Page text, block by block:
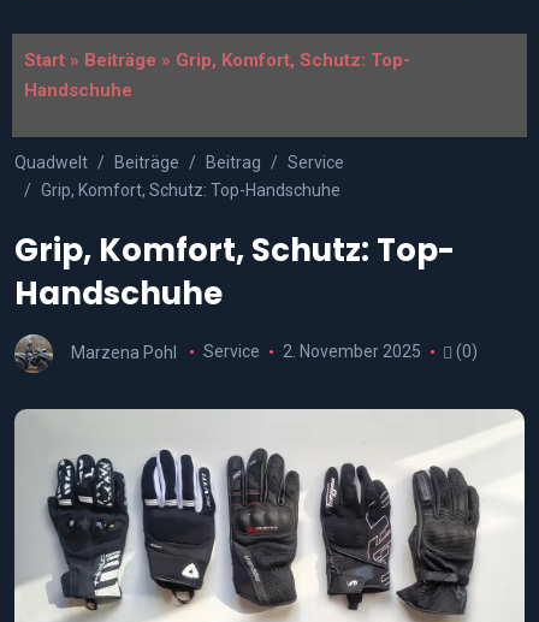
Start » Beiträge » Grip, Komfort, Schutz: Top-
Handschuhe
Quadwelt Beiträge Beitrag
Service
Grip, Komfort, Schutz: Top-Handschuhe
Grip, Komfort, Schutz: Top-
Handschuhe
Marzena Pohl Service 2. November 2025 (0)